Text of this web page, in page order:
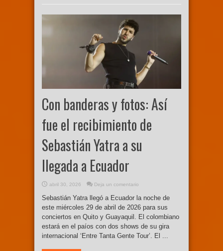
Con banderas y fotos: Así
fue el recibimiento de
Sebastián Yatra a su
llegada a Ecuador
abril 30, 2026 Deja un comentario
Sebastián Yatra llegó a Ecuador la noche de
este miércoles 29 de abril de 2026 para sus
conciertos en Quito y Guayaquil. El colombiano
estará en el paíos con dos shows de su gira
internacional ‘Entre Tanta Gente Tour’. El ...